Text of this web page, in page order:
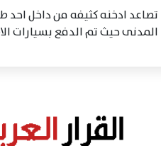
تصاعد ادخنه كثيفه من داخل احد
المدنى حيث تم الدفع بسيارات